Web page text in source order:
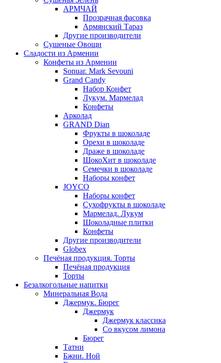
АРМЧАЙ
Прозрачная фасовка
Армянский Тараз
Другие производители
Сушеные Овощи
Сладости из Армении
Конфеты из Армении
Sonuar. Mark Sevouni
Grand Candy
Набор Конфет
Лукум. Мармелад
Конфеты
Арколад
GRAND Dian
Фрукты в шоколаде
Орехи в шоколаде
Драже в шоколаде
ШокоХит в шоколаде
Семечки в шоколаде
Наборы конфет
JOYCO
Наборы конфет
Сухофрукты в шоколаде
Мармелад. Лукум
Шоколадные плитки
Конфеты
Другие производители
Globex
Печёная продукция. Торты
Печёная продукция
Торты
Безалкогольные напитки
Минеральная Вода
Джермук. Бюрег
Джермук
Джермук классика
Со вкусом лимона
Бюрег
Татни
Бжни. Ной